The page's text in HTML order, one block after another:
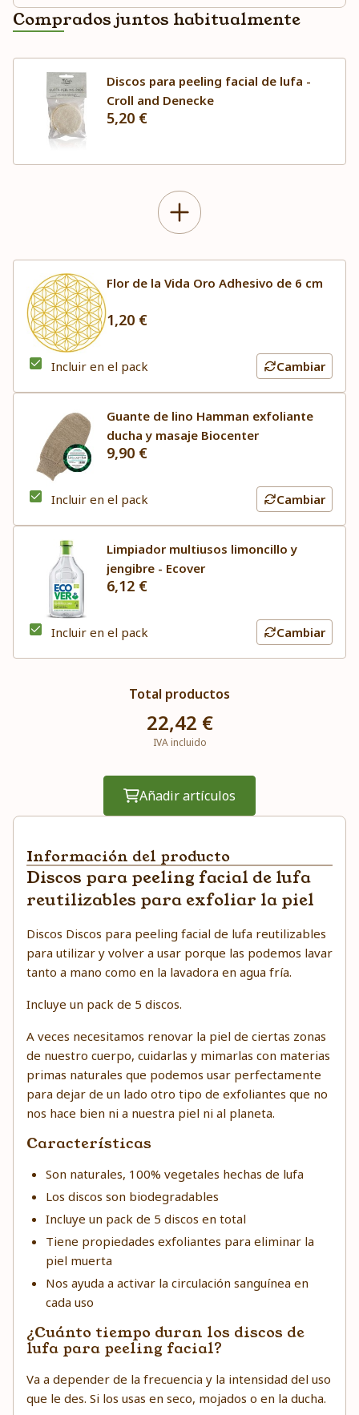
Comprados juntos habitualmente
Discos para peeling facial de lufa -
Croll and Denecke
5,20 €
Flor de la Vida Oro Adhesivo de 6 cm
1,20 €
Incluir en el pack Cambiar
Guante de lino Hamman exfoliante
ducha y masaje Biocenter
9,90 €
Incluir en el pack Cambiar
Limpiador multiusos limoncillo y
jengibre - Ecover
6,12 €
Incluir en el pack Cambiar
Total productos
22,42 €
IVA incluido
Añadir artículos
Información del producto
Discos para peeling facial de lufa
reutilizables para exfoliar la piel
Discos Discos para peeling facial de lufa reutilizables
para utilizar y volver a usar porque las podemos lavar
tanto a mano como en la lavadora en agua fría.
Incluye un pack de 5 discos.
A veces necesitamos renovar la piel de ciertas zonas
de nuestro cuerpo, cuidarlas y mimarlas con materias
primas naturales que podemos usar perfectamente
para dejar de un lado otro tipo de exfoliantes que no
nos hace bien ni a nuestra piel ni al planeta.
Características
Son naturales, 100% vegetales hechas de lufa
Los discos son biodegradables
Incluye un pack de 5 discos en total
Tiene propiedades exfoliantes para eliminar la
piel muerta
Nos ayuda a activar la circulación sanguínea en
cada uso
¿Cuánto tiempo duran los discos de
lufa para peeling facial?
Va a depender de la frecuencia y la intensidad del uso
que le des. Si los usas en seco, mojados o en la ducha.